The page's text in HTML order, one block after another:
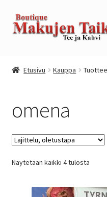
Siirry
navigointiin
Siirry
sisältöön
Kassa
Kauppa
Oma tili
Ostoskori
Etusivu Kauppa
omena
Näytetään kaikki 4 tulosta